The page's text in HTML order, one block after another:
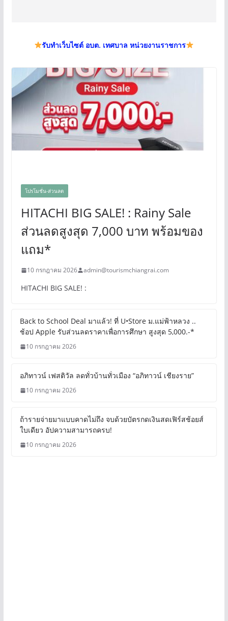
รับทำเว็บไซต์ อบต. เทศบาล หน่วยงานราชการ
โปรโมชั่น-ส่วนลด
HITACHI BIG SALE! : Rainy Sale
ส่วนลดสูงสุด 7,000 บาท พร้อมของ
แถม*
10 กรกฎาคม 2026 admin@tourismchiangrai.com
HITACHI BIG SALE! :
Back to School Deal มาแล้ว! ที่ U•Store ม.แม่ฟ้าหลวง ..
ช้อป Apple รับส่วนลดราคาเพื่อการศึกษา สูงสุด 5,000.-*
10 กรกฎาคม 2026
อภิทาวน์ เฟสติวัล ลดทั่วบ้านทั่วเมือง “อภิทาวน์ เชียงราย”
10 กรกฎาคม 2026
ถ้ารายจ่ายมาแบบคาดไม่ถึง จบด้วยบัตรกดเงินสดเฟิร์สช้อยส์
ใบเดียว อัปความสามารถครบ!
10 กรกฎาคม 2026